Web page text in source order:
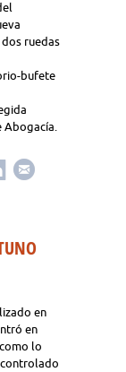
ruedas
bufete
en
en
lo